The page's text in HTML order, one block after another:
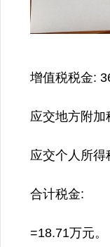
增值税税金:
应交地方附
应交个人所
合计税金:
=18.71万元。